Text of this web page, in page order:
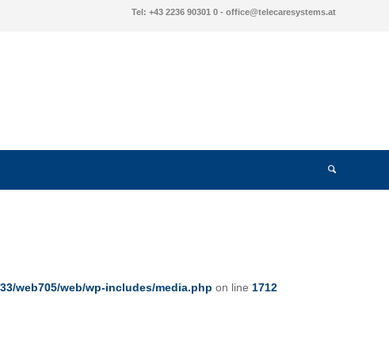
Tel: +43 2236 90301 0 - office@telecaresystems.at
web705/web/wp-includes/media.php on line 1712